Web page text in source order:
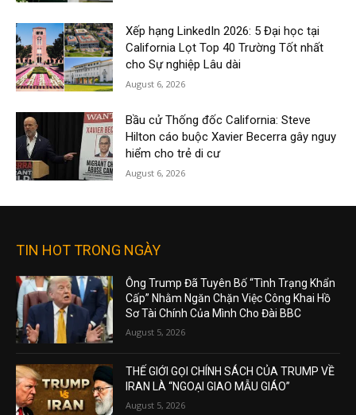
Xếp hạng LinkedIn 2026: 5 Đại học tại
California Lọt Top 40 Trường Tốt nhất
cho Sự nghiệp Lâu dài
August 6, 2026
Bầu cử Thống đốc California: Steve
Hilton cáo buộc Xavier Becerra gây nguy
hiểm cho trẻ di cư
August 6, 2026
TIN HOT TRONG NGÀY
Ông Trump Đã Tuyên Bố “Tình Trạng Khẩn
Cấp” Nhằm Ngăn Chặn Việc Công Khai Hồ
Sơ Tài Chính Của Mình Cho Đài BBC
August 5, 2026
THẾ GIỚI GỌI CHÍNH SÁCH CỦA TRUMP VỀ
IRAN LÀ “NGOẠI GIAO MẪU GIÁO”
August 5, 2026